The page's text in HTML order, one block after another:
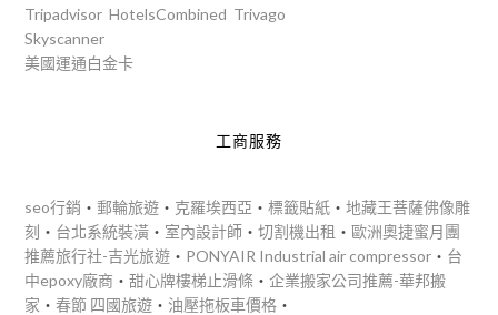
Tripadvisor HotelsCombined Trivago
Skyscanner
美國運通白金卡
工商服務
seo行銷 ‧郵輪旅遊 ‧ 克羅埃西亞 ‧標籤貼紙 ‧地藏王菩薩佛像雕
刻 ‧ 台北系統裝潢 ‧ 室內設計師 ‧切割機出租 ‧歐洲奧捷蜜月團
推薦旅行社-吉光旅遊 ‧ PONYAIR Industrial air compressor ‧ 台
中epoxy廠商 ‧甜心牌樓梯止滑條 ‧企業搬家公司推薦-華邦搬
家 ‧春節 四國旅遊 ‧ 油壓拖板車價格 ‧